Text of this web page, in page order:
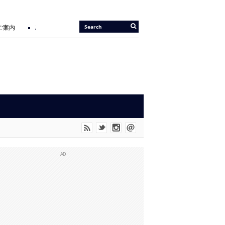
内 2026/05/14 |
『JIU-JITSU Gi ART EXHIBITION 6 IN TOKYO』開催のお
に UNO SHITも参戦。
AD